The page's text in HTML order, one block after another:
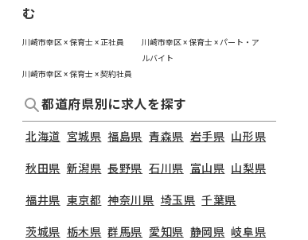
む
川崎市幸区 × 保育士 × 正社員
川崎市幸区 × 保育士 × パート・ア
ルバイト
川崎市幸区 × 保育士 × 契約社員
都道府県別に求人を探す
北海道 宮城県 福島県 青森県 岩手県 山形県
秋田県 新潟県 長野県 石川県 富山県 山梨県
福井県 東京都 神奈川県 埼玉県 千葉県
茨城県 栃木県 群馬県 愛知県 静岡県 岐阜県